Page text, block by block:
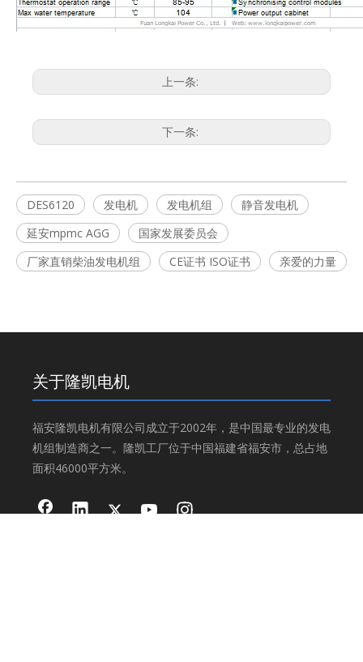
上一条:
下一条:
DES6120 发电机 发电机组
静音发电机
延安mpmc AGG
国家发展委员会
厂家直销柴油发电机组
CE证书 ISO证书 亲爱的力量
关于隆凯电机
福安隆凯电机有限公司成立于2002年，是中国最专业的发电
机组制造商之一。隆凯工厂位于中国福建省福安市，总占地
面积46000平方米。